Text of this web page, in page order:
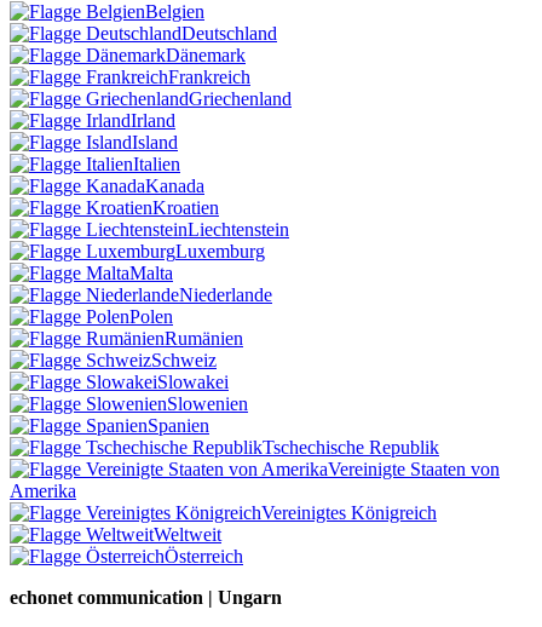
Belgien
Deutschland
Dänemark
Frankreich
Griechenland
Irland
Island
Italien
Kanada
Kroatien
Liechtenstein
Luxemburg
Malta
Niederlande
Polen
Rumänien
Schweiz
Slowakei
Slowenien
Spanien
Tschechische Republik
Vereinigte Staaten von
Amerika
Vereinigtes Königreich
Weltweit
Österreich
echonet communication | Ungarn